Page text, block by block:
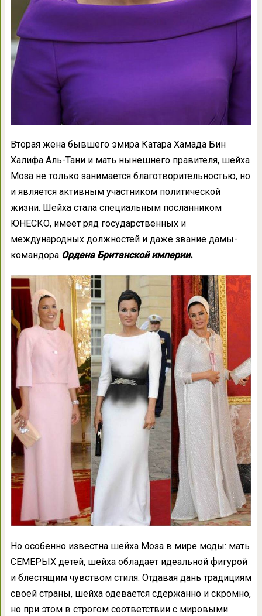
Вторая жена бывшего эмира Катара Хамада Бин
Халифа Аль-Тани и мать нынешнего правителя, шейха
Моза не только занимается благотворительностью, но
и является активным участником политической
жизни. Шейха стала специальным посланником
ЮНЕСКО, имеет ряд государственных и
международных должностей и даже звание дамы-
командора Ордена Британской империи.
Но особенно известна шейха Моза в мире моды: мать
СЕМЕРЫХ детей, шейха обладает идеальной фигурой
и блестящим чувством стиля. Отдавая дань традициям
своей страны, шейха одевается сдержанно и скромно,
но при этом в строгом соответствии с мировыми